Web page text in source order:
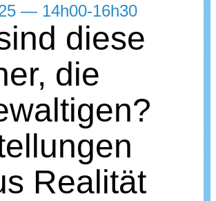
— 14h00-16h30
diese
die
Realität